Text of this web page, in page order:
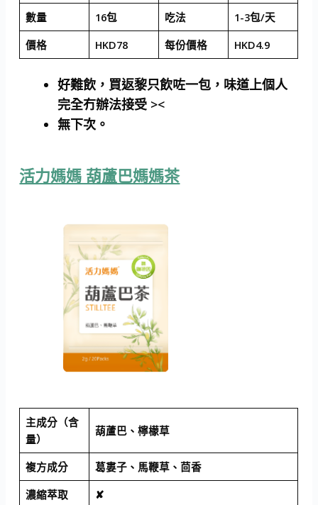
數量
16包 吃法
1-3包/天
價格
HKD78 每份價格 HKD4.9
好難飲，買返黎只飲咗一包，味道上個人
完全冇辦法接受 ><
無下次。
活力媽媽 葫蘆巴媽媽茶
主成分（含
量）
葫蘆巴、檸檬草
複方成分
葛婁子、馬鞭草、茴香
濃縮萃取
✘